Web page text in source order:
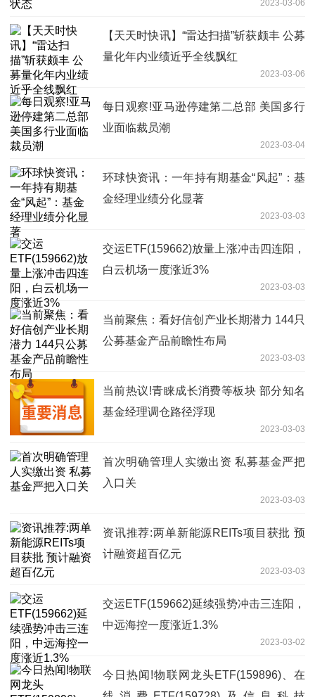
2023-03-06
【天天时快讯】“雷达扫描”斩获颇丰 公募
量化年内业绩近乎全线飘红
2023-03-06
每日观察!亚马逊停建第二总部 美国多行
业面临裁员潮
2023-03-04
环球快资讯：一年持有期基金“风起”：基
金经理业绩分化显著
2023-03-03
交运ETF(159662)放量上涨冲击四连阳，
白云机场一度涨近3%
2023-03-03
当前聚焦：看好信创产业长期潜力 144只
公募基金产品前瞻性布局
2023-03-03
当前热议!青睐成长消费等板块 部分知名
基金经理调仓路径浮现
2023-03-03
首次明确管理人实缴出资 私募基金严把
入口关
2023-03-03
资讯推荐:两单新能源REITs项目获批 预
计融资超百亿元
2023-03-03
交运ETF(159662)延续强势冲击三连阳，
中远海控一度涨近1.3%
2023-03-02
今日热闻!物联网龙头ETF(159896)、在